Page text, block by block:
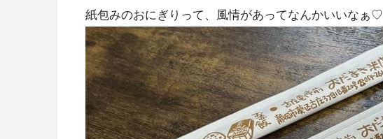
紙包みのおにぎりって、風情があってなんかいいなぁ♡